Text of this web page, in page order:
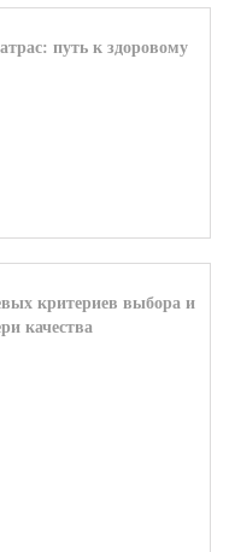
путь к здоровому
критериев выбора и
качества